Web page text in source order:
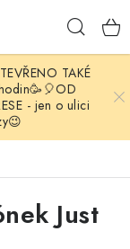
TAKÉ
- jen o ulici
Just